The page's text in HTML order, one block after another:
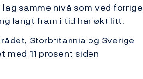
samme nivå som ved forrige
langt fram i tid har økt litt.
Storbritannia og Sverige
med 11 prosent siden